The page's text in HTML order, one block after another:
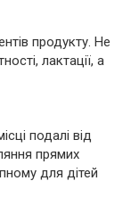
продукту. Не
лактації, а
подалі від
прямих
для дітей